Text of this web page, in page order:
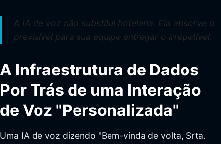
A IA de voz não substitui hotelaria. Ela absorve o
previsível para sua equipe entregar o irrepetível.
A Infraestrutura de Dados
Por Trás de uma Interação
de Voz "Personalizada"
Uma IA de voz dizendo "Bem-vinda de volta, Srta.